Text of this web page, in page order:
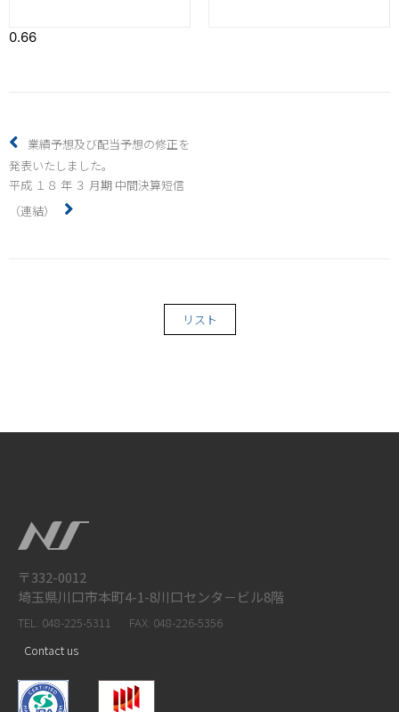
業績予想及び配当予想の修正を
発表いたしました。
平成 １８ 年 ３ 月期 中間決算短信
（連結）
リスト
〒332-0012
埼玉県川口市本町4-1-8川口センタ－ビル8階
TEL: 048-225-5311
FAX: 048-226-5356
Contact us